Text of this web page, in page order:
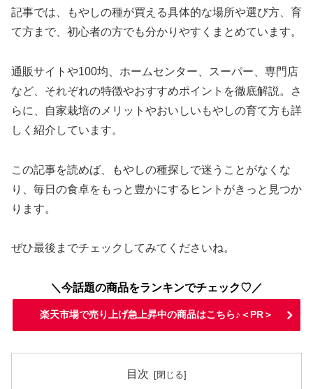
記事では、もやしの種が買える具体的な場所や選び方、育
て方まで、初心者の方でも分かりやすくまとめています。
通販サイトや100均、ホームセンター、スーパー、専門店
など、それぞれの特徴やおすすめポイントを徹底解説。さ
らに、自家栽培のメリットやおいしいもやしの育て方も詳
しく紹介しています。
この記事を読めば、もやしの種探しで迷うことがなくな
り、毎日の食卓をもっと豊かにするヒントがきっと見つか
ります。
ぜひ最後までチェックしてみてくださいね。
＼今話題の商品をランキンでチェック♡／
楽天市場で売り上げ急上昇中の商品はこちら♪＜PR＞
目次